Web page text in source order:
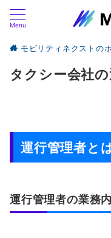
Menu
モビリティネクストの
タクシー会社
運行管理者と
運行管理者の業務